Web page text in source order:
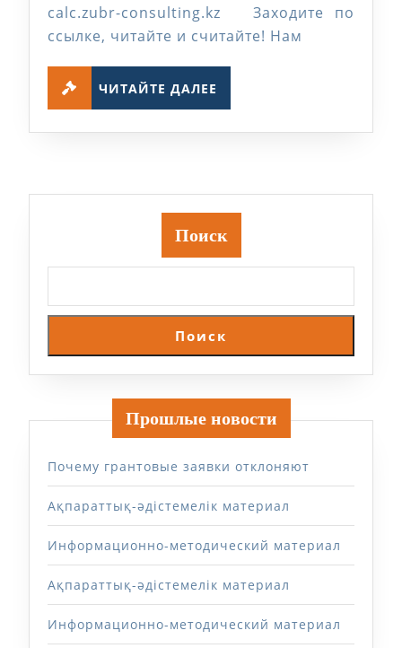
calc.zubr-consulting.kz Заходите по
ссылке, читайте и считайте! Нам
ЧИТАЙТЕ ДАЛЕЕ
Поиск
Поиск
Прошлые новости
Почему грантовые заявки отклоняют
Ақпараттық-әдістемелік материал
Информационно-методический материал
Ақпараттық-әдістемелік материал
Информационно-методический материал